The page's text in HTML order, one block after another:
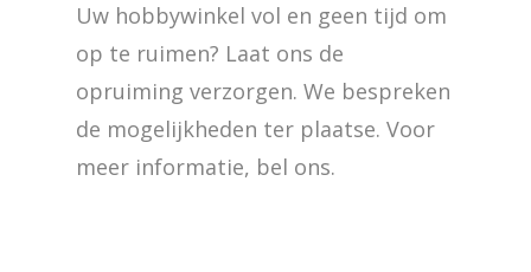
Uw hobbywinkel vol en geen tijd om
op te ruimen? Laat ons de
opruiming verzorgen. We bespreken
de mogelijkheden ter plaatse. Voor
meer informatie, bel ons.